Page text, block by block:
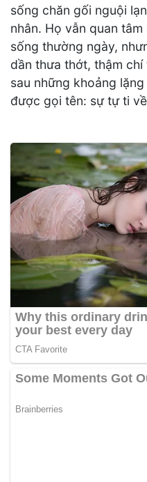
sống chăn gối nguội
nhân. Họ vẫn quan
sống thường ngày,
dần thưa thớt, thậm
sau những khoảng
được gọi tên: sự tự ti